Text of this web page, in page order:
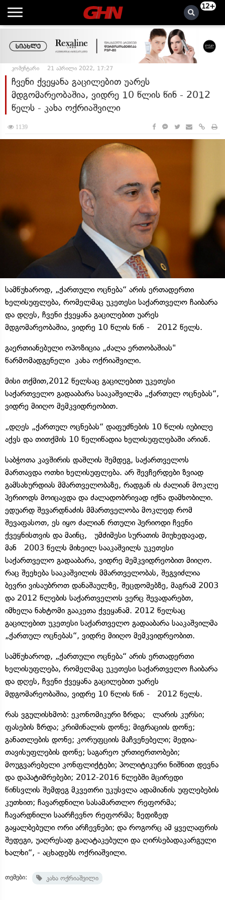
12+
კომენტარი 21 აპრილი 2022, 17:27
ჩვენი ქვეყანა გაცილებით უარეს
მდგომარეობაშია, ვიდრე 10 წლის წინ - 2012
წელს - კახა ოქრიაშვილი
1139
სამწუხაროდ, „ქართული ოცნება“ არის ერთადერთი
ხელისუფლება, რომელმაც უკეთესი საქართველო ჩაიბარა
და დღეს, ჩვენი ქვეყანა გაცილებით უარეს
მდგომარეობაშია, ვიდრე 10 წლის წინ - 2012 წელს.
გაერთიანებული ოპოზიცია „ძალა ერთობაშიას"
წარმომადგენელი კახა ოქრიაშვილი.
მისი თქმით,2012 წელსაც გაცილებით უკეთესი
საქართველო გადააბარა სააკაშვილმა „ქართულ ოცნებას“,
ვიდრე მიიღო მემკვიდრეობით.
„დღეს „ქართულ ოცნებას“ დაფუძნების 10 წლის იუბილე
აქვს და თითქმის 10 წელიწადია ხელისუფლებაში არიან.
საბჭოთა კავშირის დაშლის შემდეგ, საქართველოს
მართავდა ოთხი ხელისუფლება. არ შევჩერდები ზვიად
გამსახურდიას მმართველობაზე, რადგან ის ძალიან მოკლე
პერიოდს მოიცავდა და ძალადობრივად იქნა დამხობილი.
ედუარდ შევარდნაძის მმართველობა მოკლედ რომ
შევაფასოთ, ეს იყო ძალიან რთული პერიოდი ჩვენი
ქვეყნისთვის და მაინც, უმძიმესი სურათის მიუხედავად,
მან 2003 წელს მიხეილ სააკაშვილს უკეთესი
საქართველო გადააბარა, ვიდრე მემკვიდრეობით მიიღო.
რაც შეეხება სააკაშვილის მმართველობას, შეგვიძლია
ბევრი ვისაუბროთ დანაშაულზე, შეცდომებზე, მაგრამ 2003
და 2012 წლების საქართველოს ვერც შევადარებთ,
იმხელა ნახტომი გააკეთა ქვეყანამ. 2012 წელსაც
გაცილებით უკეთესი საქართველო გადააბარა სააკაშვილმა
„ქართულ ოცნებას“, ვიდრე მიიღო მემკვიდრეობით.
სამწუხაროდ, „ქართული ოცნება“ არის ერთადერთი
ხელისუფლება, რომელმაც უკეთესი საქართველო ჩაიბარა
და დღეს, ჩვენი ქვეყანა გაცილებით უარეს
მდგომარეობაშია, ვიდრე 10 წლის წინ - 2012 წელს.
რას ვგულისხმობ: ეკონომიკური ზრდა; ლარის კურსი;
ფასების ზრდა; კრიმინალის დონე; მიგრაციის დონე;
განათლების დონე; კორუფციის მაჩვენებელი; მედია-
თავისუფლების დონე; საგარეო ურთიერთობები;
მოუგვარებელი კონფლიქტები; პოლიტიკური ნიშნით დევნა
და დაპატიმრებები; 2012-2016 წლებში მცირედი
წინსვლის შემდეგ მკვეთრი უკუსვლა ადამიანის უფლებების
კუთხით; ჩავარდნილი სასამართლო რეფორმა;
ჩავარდნილი საარჩევნო რეფორმა; ზედიზედ
გაყალბებული ორი არჩევნები; და როგორც ამ ყველაფრის
შედეგი, უაღრესად გაღატაკებული და ღირსებადაკარგული
ხალხი“, - აცხადებს ოქრიაშვილი.
თემები: კახა ოქრიაშვილი